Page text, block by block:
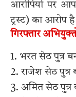
आरोपियों पर
ट्रस्ट) का आरोप
गिरफ्तार
1. भरत सेठ पुत्र
2. राजेश सेठ पुत्र
3. अमित सेठ पुत्र